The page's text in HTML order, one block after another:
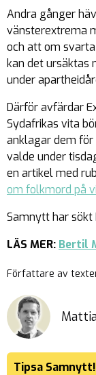
Andra gånger
vänsterextrema
och att om
kan det ursäktas
under
Därför avfärdar
Sydafrikas vita
anklagar dem för
valde under
en artikel med
om folkmord på
Samnytt har sökt
LÄS MER: Bertil
Författare av
Tipsa Samnytt!